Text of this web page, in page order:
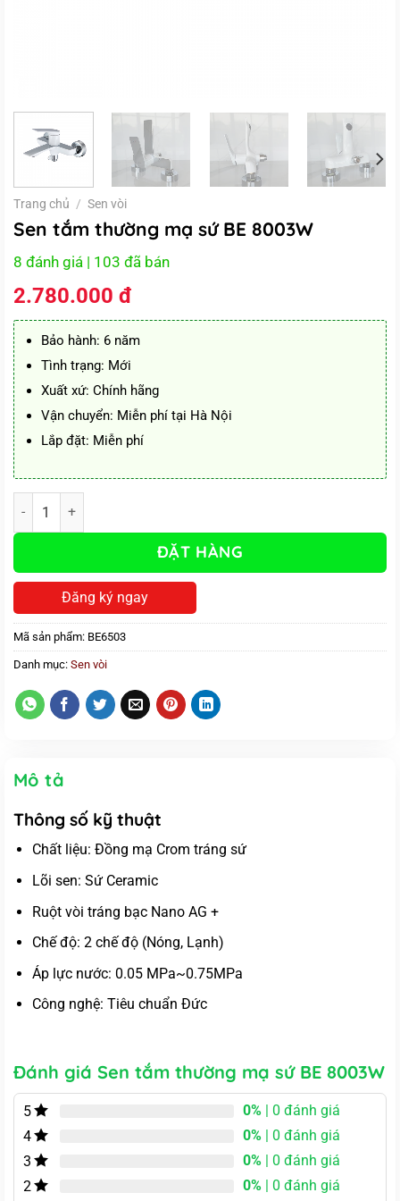
Trang chủ / Sen vòi
Sen tắm thường mạ sứ BE 8003W
8 đánh giá | 103 đã bán
2.780.000 đ
Bảo hành: 6 năm
Tình trạng: Mới
Xuất xứ: Chính hãng
Vận chuyển: Miễn phí tại Hà Nội
Lắp đặt: Miễn phí
ĐẶT HÀNG
Đăng ký ngay
Mã sản phẩm: BE6503
Danh mục: Sen vòi
Mô tả
Thông số kỹ thuật
Chất liệu: Đồng mạ Crom tráng sứ
Lõi sen: Sứ Ceramic
Ruột vòi tráng bạc Nano AG +
Chế độ: 2 chế độ (Nóng, Lạnh)
Áp lực nước: 0.05 MPa~0.75MPa
Công nghệ: Tiêu chuẩn Đức
Đánh giá Sen tắm thường mạ sứ BE 8003W
5 0% | 0 đánh giá
4
0% | 0 đánh giá
3
0% | 0 đánh giá
2
0% | 0 đánh giá